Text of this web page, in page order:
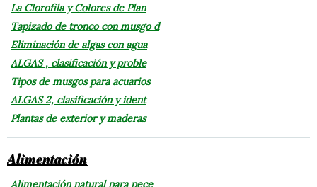
La Clorofila y Colores de Plan
Tapizado de tronco con musgo d
Eliminación de algas con agua
ALGAS , clasificación y proble
Tipos de musgos para acuarios
ALGAS 2, clasificación y ident
Plantas de exterior y maderas
Alimentación
Alimentación natural para pece